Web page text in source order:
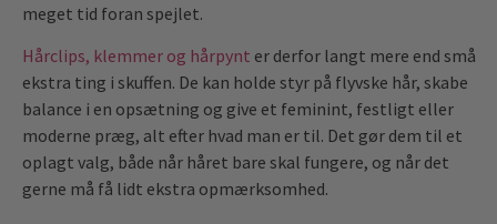
meget tid foran spejlet.
Hårclips, klemmer og hårpynt er derfor langt mere end små
ekstra ting i skuffen. De kan holde styr på flyvske hår, skabe
balance i en opsætning og give et feminint, festligt eller
moderne præg, alt efter hvad man er til. Det gør dem til et
oplagt valg, både når håret bare skal fungere, og når det
gerne må få lidt ekstra opmærksomhed.